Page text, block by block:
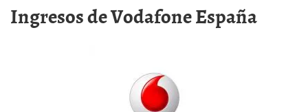
Ingresos de Vodafone España